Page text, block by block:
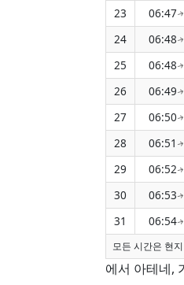
23
06:47↑
24
06:48↑
25
06:48↑
26
06:49↑
27
06:50↑
28
06:51 ↑
29
06:52↑
30
06:53↑
31
06:54↑
모든 시간은 현
에서 아테네,